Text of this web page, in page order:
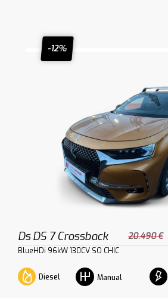
-12%
Ds DS 7 Crossback 20.490 €
BlueHDi 96kW 130CV SO CHIC
Diesel Manual